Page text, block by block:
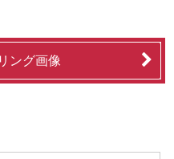
ング画像